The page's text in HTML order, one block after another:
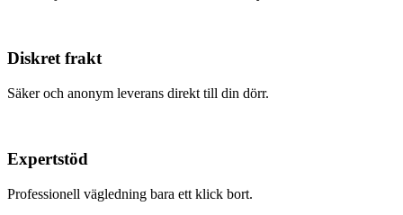
Diskret frakt
Säker och anonym leverans direkt till din dörr.
Expertstöd
Professionell vägledning bara ett klick bort.